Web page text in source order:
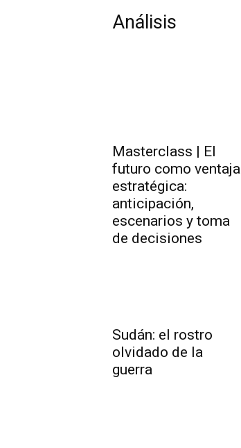
Análisis
Masterclass | El
futuro como ventaja
estratégica:
anticipación,
escenarios y toma
de decisiones
Sudán: el rostro
olvidado de la
guerra